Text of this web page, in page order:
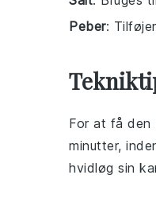
Peber:
For at få den
minutter,
hvidløg sin